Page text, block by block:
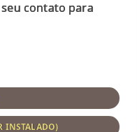
contato para
INSTALADO)